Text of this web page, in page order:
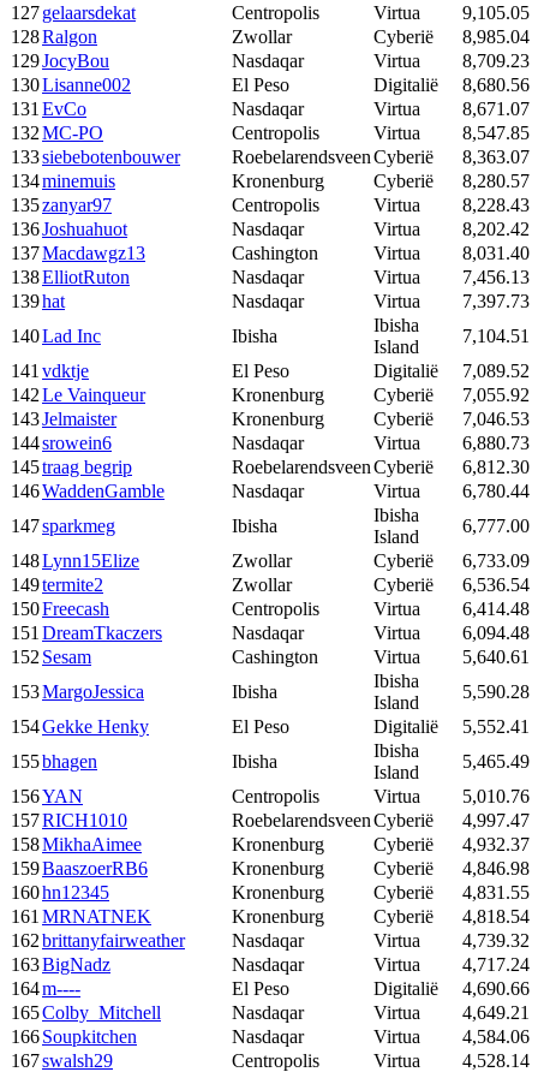
127gelaarsdekat Centropolis Virtua
9,105.05
128Ralgon Zwollar Cyberië
8,985.04
129JocyBou Nasdaqar Virtua
8,709.23
130Lisanne002 El Peso Digitalië
8,680.56
131 EvCo Nasdaqar Virtua
8,671.07
132MC-PO Centropolis Virtua
8,547.85
133siebebotenbouwer RoebelarendsveenCyberië
8,363.07
134minemuis Kronenburg Cyberië
8,280.57
135zanyar97 Centropolis Virtua
8,228.43
136Joshuahuot Nasdaqar Virtua
8,202.42
137Macdawgz13 Cashington Virtua
8,031.40
138ElliotRuton Nasdaqar Virtua
7,456.13
139hat Nasdaqar Virtua
7,397.73
140Lad Inc Ibisha
Ibisha
Island
7,104.51
141 vdktje El Peso Digitalië
7,089.52
142Le Vainqueur Kronenburg Cyberië
7,055.92
143Jelmaister Kronenburg Cyberië
7,046.53
144srowein6 Nasdaqar Virtua
6,880.73
145traag begrip RoebelarendsveenCyberië
6,812.30
146WaddenGamble Nasdaqar Virtua
6,780.44
147sparkmeg Ibisha
Ibisha
Island
6,777.00
148Lynn15Elize Zwollar Cyberië
6,733.09
149termite2 Zwollar Cyberië
6,536.54
150Freecash Centropolis Virtua
6,414.48
151 DreamTkaczers Nasdaqar Virtua
6,094.48
152 Sesam Cashington Virtua
5,640.61
153MargoJessica Ibisha
Ibisha
Island
5,590.28
154Gekke Henky El Peso Digitalië
5,552.41
155bhagen Ibisha
Ibisha
Island
5,465.49
156YAN Centropolis Virtua
5,010.76
157RICH1010 RoebelarendsveenCyberië
4,997.47
158MikhaAimee Kronenburg Cyberië
4,932.37
159BaaszoerRB6 Kronenburg Cyberië
4,846.98
160hn12345 Kronenburg Cyberië
4,831.55
161 MRNATNEK Kronenburg Cyberië
4,818.54
162brittanyfairweather Nasdaqar Virtua
4,739.32
163BigNadz Nasdaqar Virtua
4,717.24
164m---- El Peso Digitalië
4,690.66
165Colby_Mitchell Nasdaqar Virtua
4,649.21
166Soupkitchen Nasdaqar Virtua
4,584.06
167swalsh29 Centropolis Virtua
4,528.14